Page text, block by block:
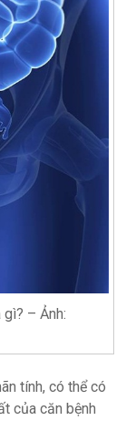
– Ảnh:
tính, có thể có
của căn bệnh